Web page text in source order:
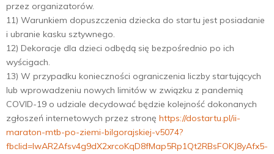
przez organizatorów.
11) Warunkiem dopuszczenia dziecka do startu jest posiadanie
i ubranie kasku sztywnego.
12) Dekoracje dla dzieci odbędą się bezpośrednio po ich
wyścigach.
13) W przypadku konieczności ograniczenia liczby startujących
lub wprowadzeniu nowych limitów w związku z pandemią
COVID-19 o udziale decydować będzie kolejność dokonanych
zgłoszeń internetowych przez stronę https://dostartu.pl/ii-
maraton-mtb-po-ziemi-bilgorajskiej-v5074?
fbclid=IwAR2Afsv4g9dX2xrcoKqD8fMap5Rp1Qt2RBsFOKJ8yAfx5-